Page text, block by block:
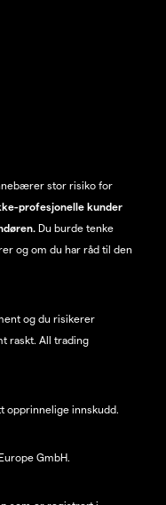
stor risiko for
profesjonelle kunder
Du burde tenke
og om du har råd til den
og du risikerer
raskt. All trading
opprinnelige innskudd.
GmbH.